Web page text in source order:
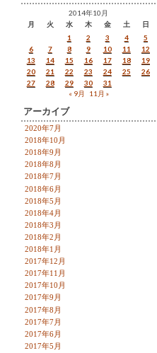
2014年10月
月
火 水 木 金 土
日
1
2 3 4
5
6
7 8 9 10 11
12
13
14 15 16 17 18
19
20
21 22 23 24 25
26
27
28 29 30
31
« 9月
11月 »
アーカイブ
2020年7月
2018年10月
2018年9月
2018年8月
2018年7月
2018年6月
2018年5月
2018年4月
2018年3月
2018年2月
2018年1月
2017年12月
2017年11月
2017年10月
2017年9月
2017年8月
2017年7月
2017年6月
2017年5月